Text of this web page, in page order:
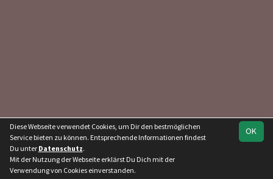
OK
Diese Webseite verwendet Cookies, um Dir den bestmöglichen
Service bieten zu können. Entsprechende Informationen findest
Du unter Datenschutz.
Mit der Nutzung der Webseite erklärst Du Dich mit der
Verwendung von Cookies einverstanden.